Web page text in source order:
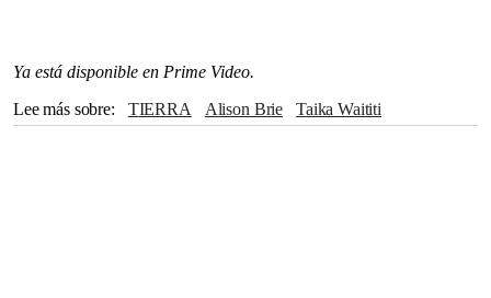
Ya está disponible en Prime Video.
Lee más sobre
TIERRA Alison Brie
Taika Waititi